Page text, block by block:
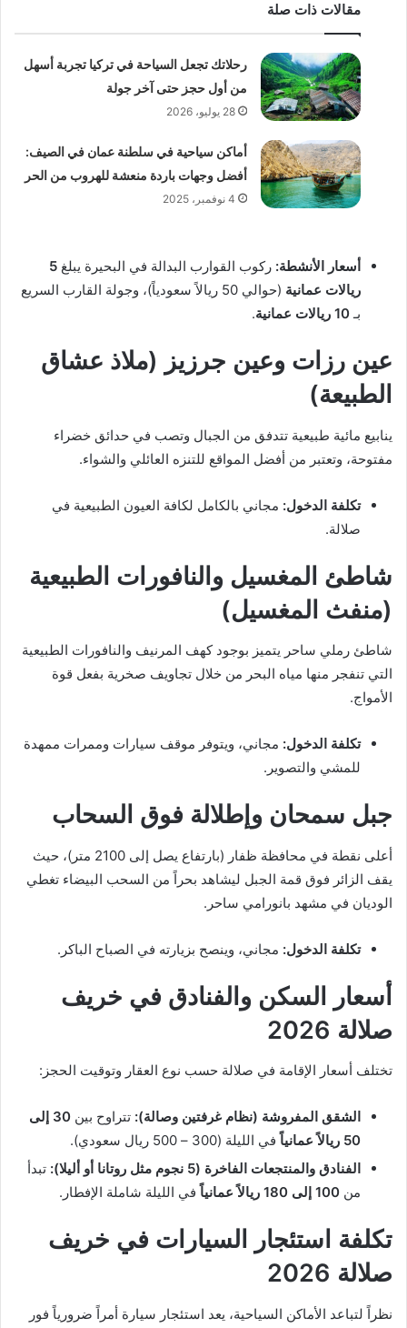
مقالات ذات صلة
رحلاتك تجعل السياحة في تركيا تجربة أسهل
من أول حجز حتى آخر جولة
28 يوليو، 2026
أماكن سياحية في سلطنة عمان في الصيف:
أفضل وجهات باردة منعشة للهروب من الحر
4 نوفمبر، 2025
أسعار الأنشطة: ركوب القوارب البدالة في البحيرة يبلغ 5
ريالات عمانية
(حوالي 50 ريالاً سعودياً)، وجولة القارب السريع
بـ10 ريالات عمانية .
عين رزات وعين جرزيز (ملاذ عشاق
الطبيعة)
ينابيع مائية طبيعية تتدفق من الجبال وتصب في حدائق خضراء
مفتوحة، وتعتبر من أفضل المواقع للتنزه العائلي والشواء.
تكلفة الدخول: مجاني بالكامل لكافة العيون الطبيعية في
صلالة.
شاطئ المغسيل والنافورات الطبيعية
(منفث المغسيل)
شاطئ رملي ساحر يتميز بوجود كهف المرنيف والنافورات الطبيعية
التي تنفجر منها مياه البحر من خلال تجاويف صخرية بفعل قوة
الأمواج.
تكلفة الدخول: مجاني، ويتوفر موقف سيارات وممرات ممهدة
للمشي والتصوير.
جبل سمحان وإطلالة فوق السحاب
أعلى نقطة في محافظة ظفار (بارتفاع يصل إلى 2100 متر)، حيث
يقف الزائر فوق قمة الجبل ليشاهد بحراً من السحب البيضاء تغطي
الوديان في مشهد بانورامي ساحر.
تكلفة الدخول: مجاني، وينصح بزيارته في الصباح الباكر.
أسعار السكن والفنادق في خريف
صلالة 2026
تختلف أسعار الإقامة في صلالة حسب نوع العقار وتوقيت الحجز:
الشقق المفروشة (نظام غرفتين وصالة): تتراوح بين
30 إلى
50 ريالاً عمانياً
في الليلة (300 – 500 ريال سعودي).
الفنادق والمنتجعات الفاخرة (5 نجوم مثل روتانا أو أليلا):
تبدأ
من 100 إلى 180 ريالاً عمانياً في الليلة شاملة الإفطار.
تكلفة استئجار السيارات في خريف
صلالة 2026
نظراً لتباعد الأماكن السياحية، يعد استئجار سيارة أمراً ضرورياً فور